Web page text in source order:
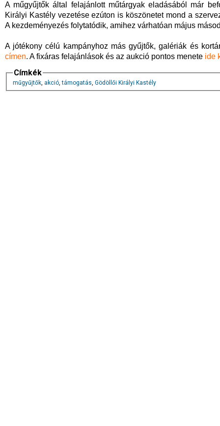
A műgyűjtők által felajánlott műtárgyak eladásából már
Királyi Kastély vezetése ezúton is köszönetet mond a
A kezdeményezés folytatódik, amihez várhatóan május
A jótékony célú kampányhoz más gyűjtők, galériák és
címen. A fixáras felajánlások és az aukció pontos menete ide
Címkék
műgyűjtők, akció,támogatás, Gödöllői Királyi Kastély